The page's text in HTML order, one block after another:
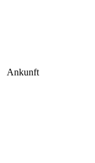
Ankunft